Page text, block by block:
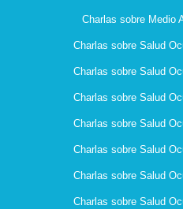
Charlas sobre Medio
Charlas sobre Salud
Charlas sobre Salud
Charlas sobre Salud
Charlas sobre Salud
Charlas sobre Salud
Charlas sobre Salud
Charlas sobre Salud